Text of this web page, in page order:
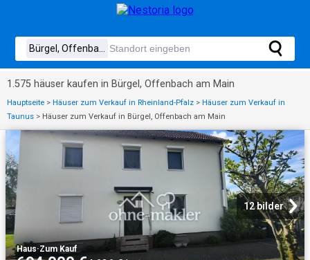
1.575 häuser kaufen in Bürgel, Offenbach am Main
Hauptseite > Häuser zum Verkauf in Rheinland-Pfalz > Häuser zum Verkauf in
Taunus > Häuser zum Verkauf in Bürgel, Offenbach am Main
12 bilder
Haus·Zum Kauf